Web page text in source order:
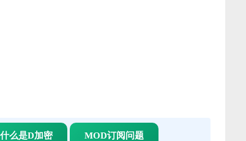
什么是D加密 MOD订阅问题